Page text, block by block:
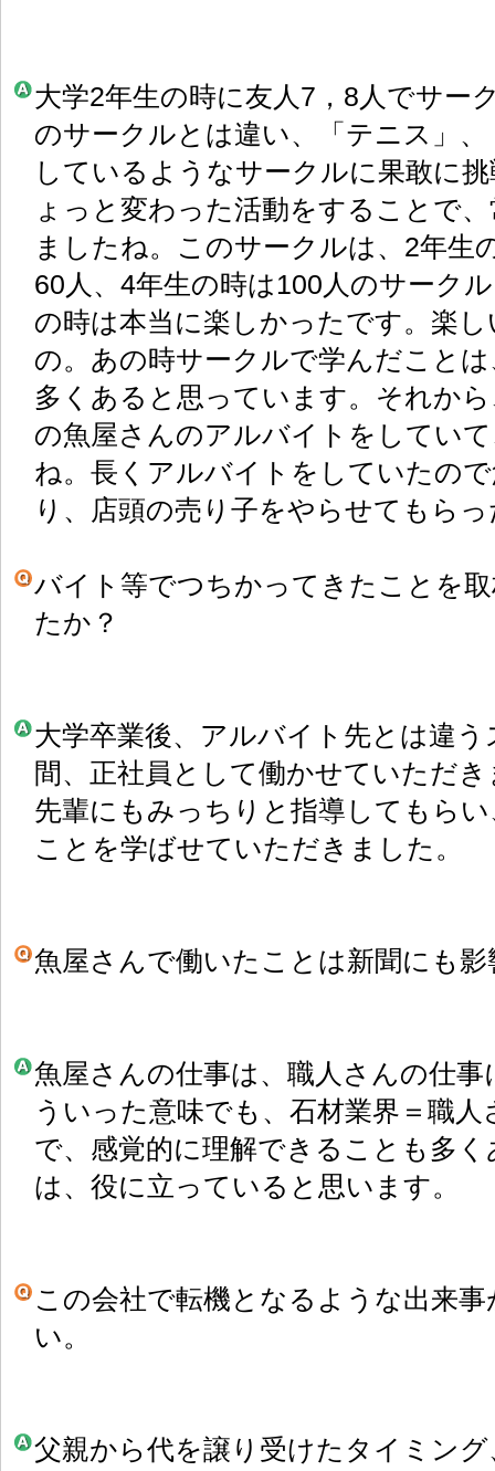
大学2年生の時に友人7，8人でサー
のサークルとは違い、「テニス」
しているようなサークルに果敢に
ょっと変わった活動をすることで
ましたね。このサークルは、2年生
60人、4年生の時は100人のサーク
の時は本当に楽しかったです。楽
の。あの時サークルで学んだこと
多くあると思っています。それか
の魚屋さんのアルバイトをしてい
ね。長くアルバイトをしていたの
り、店頭の売り子をやらせてもら
バイト等でつちかってきたことを
たか？
大学卒業後、アルバイト先とは違
間、正社員として働かせていただ
先輩にもみっちりと指導してもら
ことを学ばせていただきました。
魚屋さんで働いたことは新聞にも
魚屋さんの仕事は、職人さんの仕
ういった意味でも、石材業界＝職
で、感覚的に理解できることも多
は、役に立っていると思います。
この会社で転機となるような出来
い。
父親から代を譲り受けたタイミン